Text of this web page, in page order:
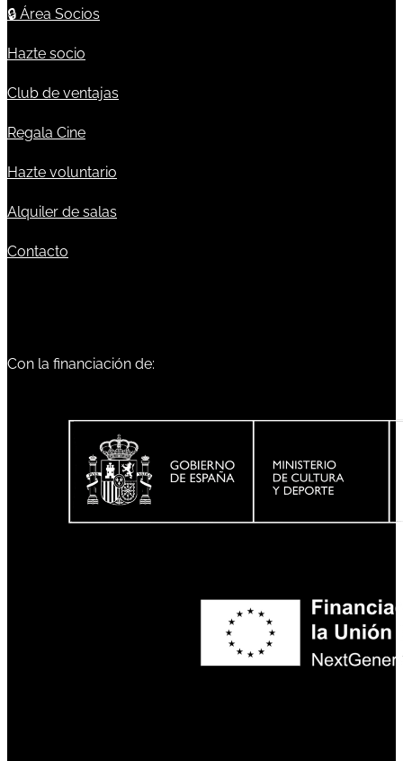
🔒 Área Socios
Hazte socio
Club de ventajas
Regala Cine
Hazte voluntario
Alquiler de salas
Contacto
Con la financiación de: